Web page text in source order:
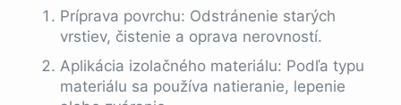
Príprava povrchu: Odstránenie starých
vrstiev, čistenie a oprava nerovností.
Aplikácia izolačného materiálu: Podľa typu
materiálu sa používa natieranie, lepenie